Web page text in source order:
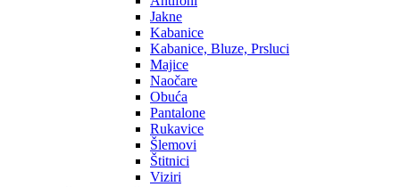
Jakne
Kabanice
Kabanice, Bluze, Prsluci
Majice
Naočare
Obuća
Pantalone
Rukavice
Šlemovi
Štitnici
Viziri